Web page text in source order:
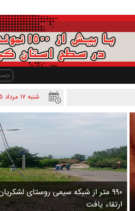
شنبه ۱۷ مرداد ۱۴۰۵ - ساعت
۹۹۰ متر از شبکه سیمی روستای
ارتقاء یافت